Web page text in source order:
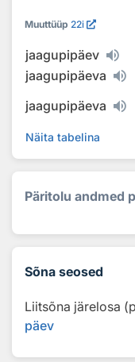
Muuttüüp 22i
jaagupipäev
jaagupipäeva
jaagupipäeva
Näita tabelina
Päritolu andmed
Sõna seosed
Liitsõna järelosa
päev